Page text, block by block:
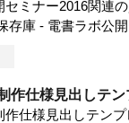
セミナー2016関連
存庫 - 電書ラボ公
作仕様見出しテ
作仕様見出しテン